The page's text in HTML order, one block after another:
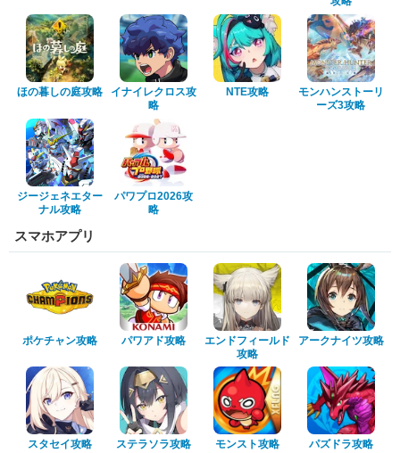
ほの暮しの庭攻略
イナイレクロス攻
略
NTE攻略
モンハンストーリ
ーズ3攻略
ジージェネエター
ナル攻略
パワプロ2026攻
略
スマホアプリ
ポケチャン攻略 パワアド攻略
エンドフィールド
攻略
アークナイツ攻略
スタセイ攻略 ステラソラ攻略 モンスト攻略 パズドラ攻略